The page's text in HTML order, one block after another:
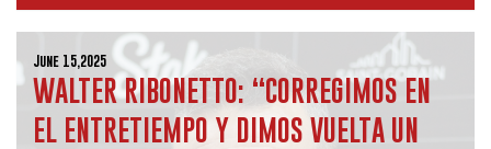
June 15,2025
WALTER RIBONETTO: “CORREGIMOS EN
EL ENTRETIEMPO Y DIMOS VUELTA UN